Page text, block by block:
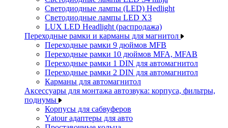
Светодиодные лампы (LED) Hedlight
Светодиодные лампы LED X3
LUX LED Headlight (распродажа)
Переходные рамки и карманы для магнитол
Переходные рамки 9 дюймов MFB
Переходные рамки 10 дюймов MFA, MFAB
Переходные рамки 1 DIN для автомагнитол
Переходные рамки 2 DIN для автомагнитол
Карманы для автомагнитол
Аксессуары для монтажа автозвука: корпуса, фильтры,
подиумы
Корпусы для сабвуферов
Yаtour адаптеры для авто